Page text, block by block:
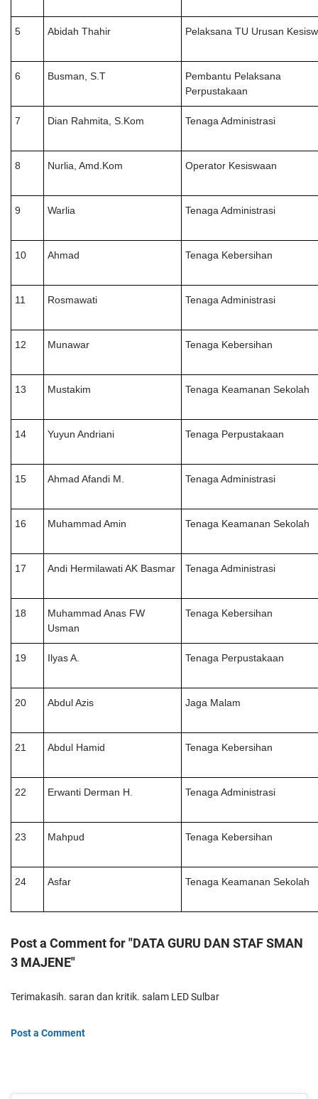
5 Abidah Thahir Pelaksana TU Urusan
6 Busman, S.T
Pembantu Pelaksana
Perpustakaan
7 Dian Rahmita, S.Kom Tenaga Administrasi
8 Nurlia, Amd.Kom Operator Kesiswaan
9 Warlia Tenaga Administrasi
10 Ahmad Tenaga Kebersihan
11 Rosmawati Tenaga Administrasi
12 Munawar Tenaga Kebersihan
13 Mustakim Tenaga Keamanan Sekolah
14 Yuyun Andriani Tenaga Perpustakaan
15 Ahmad Afandi M. Tenaga Administrasi
16 Muhammad Amin Tenaga Keamanan Sekolah
17 Andi Hermilawati AK Basmar Tenaga Administrasi
18
Muhammad Anas FW
Usman
Tenaga Kebersihan
19 Ilyas A. Tenaga Perpustakaan
20 Abdul Azis Jaga Malam
21 Abdul Hamid Tenaga Kebersihan
22 Erwanti Derman H. Tenaga Administrasi
23 Mahpud Tenaga Kebersihan
24 Asfar Tenaga Keamanan Sekolah
Post a Comment for "DATA GURU DAN STAF SMAN
3 MAJENE"
Terimakasih. saran dan kritik. salam LED Sulbar
Post a Comment